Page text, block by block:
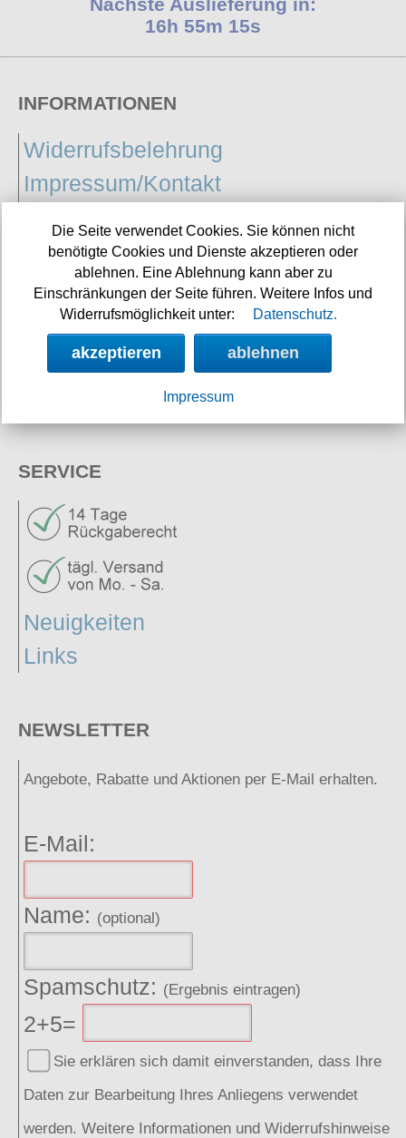
16h 55m 14s
INFORMATIONEN
Widerrufsbelehrung
Impressum/Kontakt
Datenschutz
AGB
Vertrag
widerrufen
SERVICE
Neuigkeiten
Links
NEWSLETTER
Angebote, Rabatte und Aktionen per E-Mail erhalten.
E-Mail:
Name: (optional)
Spamschutz: (Ergebnis eintragen)
2+5=
Sie erklären sich damit einverstanden, dass Ihre
Daten zur Bearbeitung Ihres Anliegens verwendet
werden. Weitere Informationen und Widerrufshinweise
Die Seite verwendet Cookies. Sie können nicht
benötigte Cookies und Dienste akzeptieren oder
ablehnen. Eine Ablehnung kann aber zu
Einschränkungen der Seite führen. Weitere Infos und
Widerrufsmöglichkeit unter:
Datenschutz.
akzeptieren ablehnen
Impressum